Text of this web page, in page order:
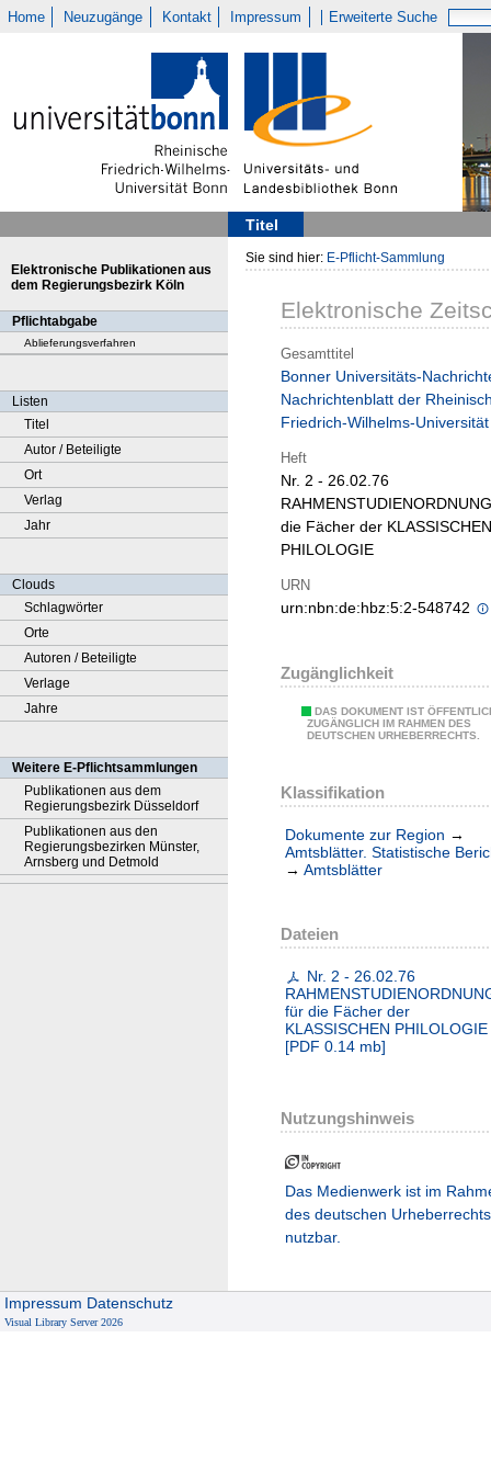
Home Neuzugänge Kontakt Impressum Erweiterte Suche
Titel
Elektronische Publikationen aus
dem Regierungsbezirk Köln
Pflichtabgabe
Ablieferungsverfahren
Listen
Titel
Autor / Beteiligte
Ort
Verlag
Jahr
Clouds
Schlagwörter
Orte
Autoren / Beteiligte
Verlage
Jahre
Weitere E-Pflichtsammlungen
Publikationen aus dem
Regierungsbezirk Düsseldorf
Publikationen aus den
Regierungsbezirken Münster,
Arnsberg und Detmold
Sie sind hier: E-Pflicht-Sammlung
Elektronische
Gesamttitel
Bonner Universitäts-
Nachrichtenblatt der
Friedrich-Wilhelms-
Heft
Nr. 2 - 26.02.76
die Fächer der KLASSISCHEN
PHILOLOGIE
URN
urn:nbn:de:hbz:5:2-548742
Zugänglichkeit
DAS DOKUMENT IST
ZUGÄNGLICH IM RAHMEN DES
DEUTSCHEN URHEBERRECHTS.
Klassifikation
Dokumente zur Region →
Amtsblätter. Statistische
→ Amtsblätter
Dateien
Nr. 2 - 26.02.76
für die Fächer der
KLASSISCHEN PHILOLOGIE
[PDF 0.14 mb]
Nutzungshinweis
Das Medienwerk ist im
des deutschen Urheberrechts
nutzbar.
Impressum Datenschutz
Visual Library Server 2026